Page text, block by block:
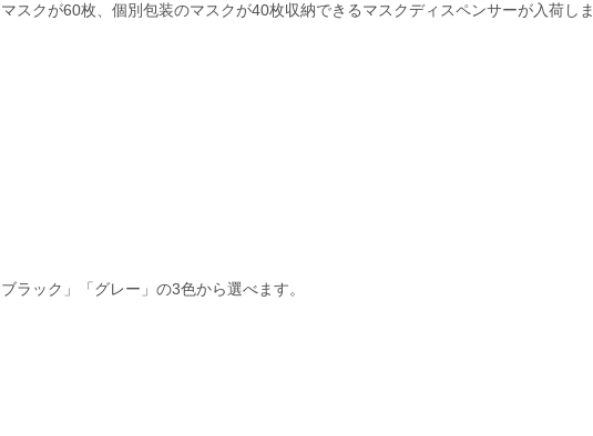
スクが60枚、個別包装のマスクが40枚収納できるマスクディスペンサーが入荷しま
ラック」「グレー」の3色から選べます。